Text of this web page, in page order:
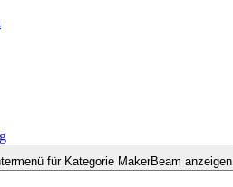
für Kategorie MakerBeam anzeigen